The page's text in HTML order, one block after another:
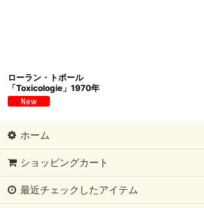
ローラン・トポール
「Toxicologie」1970年
ホーム
ショッピングカート
最近チェックしたアイテム